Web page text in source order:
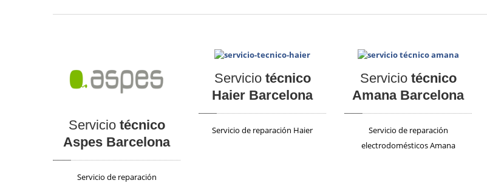
Serviciotécnico
Aspes Barcelona
Servicio de reparación
Serviciotécnico
Haier Barcelona
Servicio de reparación Haier
Serviciotécnico
Amana Barcelona
Servicio de reparación
electrodomésticos Amana